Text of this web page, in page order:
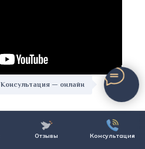
Отзывы Консультация
Консультация — онлайн